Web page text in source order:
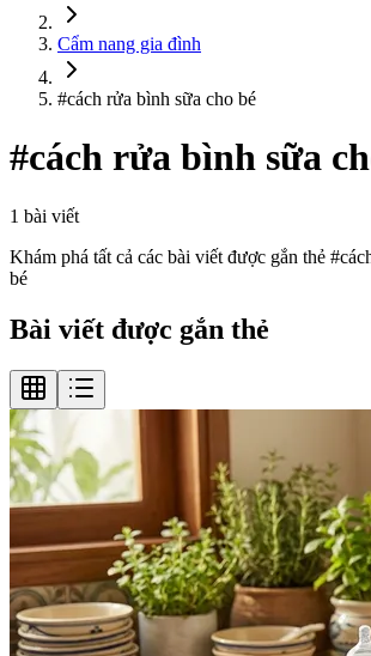
Cẩm nang gia đình
#cách rửa bình sữa cho bé
#cách rửa bình sữa
1 bài viết
Khám phá tất cả các bài viết được gắn thẻ #
bé
Bài viết được gắn thẻ